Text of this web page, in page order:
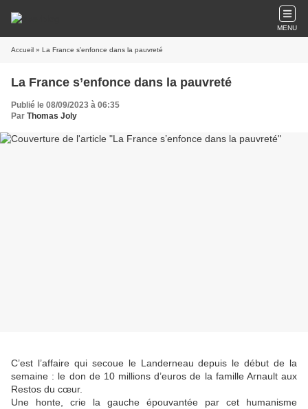
MENU
Accueil » La France s’enfonce dans la pauvreté
La France s’enfonce dans la pauvreté
Publié le 08/09/2023 à 06:35
Par Thomas Joly
C’est l’affaire qui secoue le Landerneau depuis le début de la
semaine : le don de 10 millions d’euros de la famille Arnault aux
Restos du cœur.
Une honte, crie la gauche épouvantée par cet humanisme